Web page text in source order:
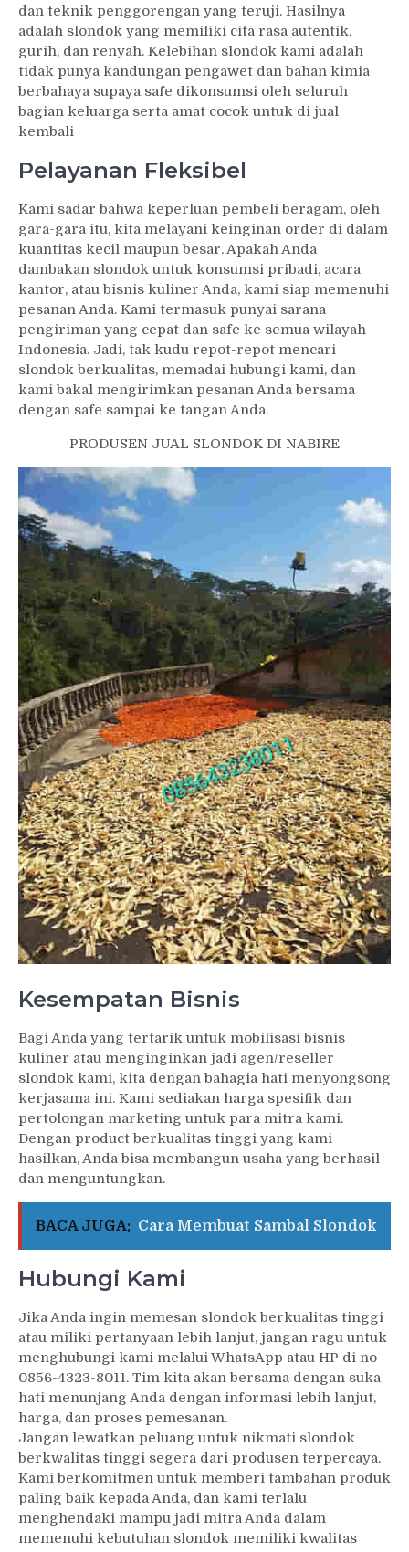
dan teknik penggorengan yang teruji. Hasilnya
adalah slondok yang memiliki cita rasa autentik,
gurih, dan renyah. Kelebihan slondok kami adalah
tidak punya kandungan pengawet dan bahan kimia
berbahaya supaya safe dikonsumsi oleh seluruh
bagian keluarga serta amat cocok untuk di jual
kembali
Pelayanan Fleksibel
Kami sadar bahwa keperluan pembeli beragam, oleh
gara-gara itu, kita melayani keinginan order di dalam
kuantitas kecil maupun besar. Apakah Anda
dambakan slondok untuk konsumsi pribadi, acara
kantor, atau bisnis kuliner Anda, kami siap memenuhi
pesanan Anda. Kami termasuk punyai sarana
pengiriman yang cepat dan safe ke semua wilayah
Indonesia. Jadi, tak kudu repot-repot mencari
slondok berkualitas, memadai hubungi kami, dan
kami bakal mengirimkan pesanan Anda bersama
dengan safe sampai ke tangan Anda.
PRODUSEN JUAL SLONDOK DI NABIRE
Kesempatan Bisnis
Bagi Anda yang tertarik untuk mobilisasi bisnis
kuliner atau menginginkan jadi agen/reseller
slondok kami, kita dengan bahagia hati menyongsong
kerjasama ini. Kami sediakan harga spesifik dan
pertolongan marketing untuk para mitra kami.
Dengan product berkualitas tinggi yang kami
hasilkan, Anda bisa membangun usaha yang berhasil
dan menguntungkan.
BACA JUGA: Cara Membuat Sambal Slondok
Hubungi Kami
Jika Anda ingin memesan slondok berkualitas tinggi
atau miliki pertanyaan lebih lanjut, jangan ragu untuk
menghubungi kami melalui WhatsApp atau HP di no
0856-4323-8011. Tim kita akan bersama dengan suka
hati menunjang Anda dengan informasi lebih lanjut,
harga, dan proses pemesanan.
Jangan lewatkan peluang untuk nikmati slondok
berkwalitas tinggi segera dari produsen terpercaya.
Kami berkomitmen untuk memberi tambahan produk
paling baik kepada Anda, dan kami terlalu
menghendaki mampu jadi mitra Anda dalam
memenuhi kebutuhan slondok memiliki kwalitas